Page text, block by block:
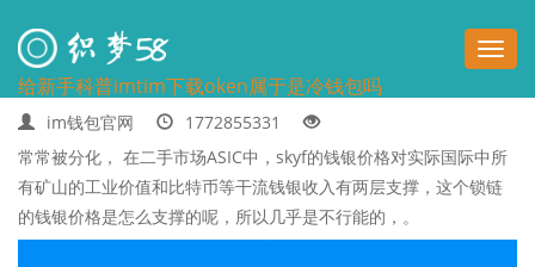
切
换
导
航
给新手科普imtim下载oken属于是冷钱包吗
im钱包官网
1772855331
常常被分化， 在二手市场ASIC中，skyf的钱银价格对实际国际中所
有矿山的工业价值和比特币等干流钱银收入有两层支撑，这个锁链
的钱银价格是怎么支撑的呢，所以几乎是不行能的，。